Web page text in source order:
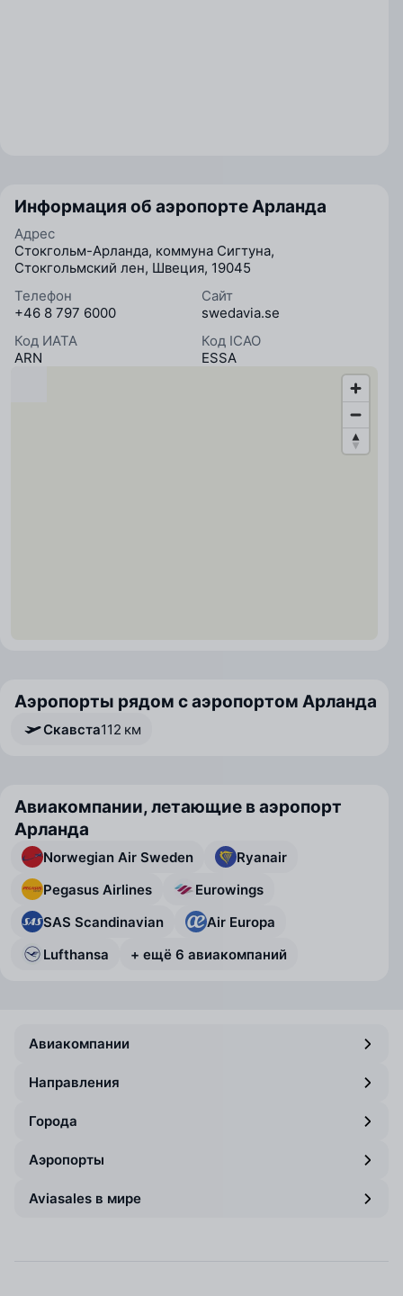
Информация об аэропорте Арланда
Адрес
Стокгольм-Арланда, коммуна Сигтуна,
Стокгольмский лен, Швеция, 19045
Телефон
+46 8 797 6000
Сайт
swedavia.se
Код ИАТА
ARN
Код ICAO
ESSA
Аэропорты рядом с аэропортом Арланда
Скавста112 км
Авиакомпании, летающие в аэропорт
Арланда
Norwegian Air Sweden
Ryanair
Pegasus Airlines
Eurowings
SAS Scandinavian
Air Europa
Lufthansa
+ ещё 6 авиакомпаний
Авиакомпании
Направления
Города
Аэропорты
Aviasales в мире